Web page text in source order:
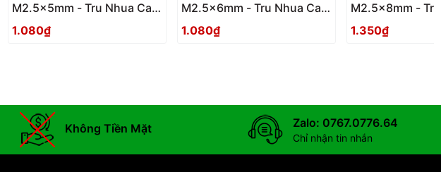
M2.5x5mm - Tru Nhua Cai
Cai Luc Giac
1.080₫
M2.5x6mm - Tru Nhua Cai
Cai Luc Giac
1.080₫
M2.5x8mm -
Cai Luc Giac
1.350₫
Không Tiền Mặt Zalo: 0767.0776.64
Chỉ nhận tin nhắn